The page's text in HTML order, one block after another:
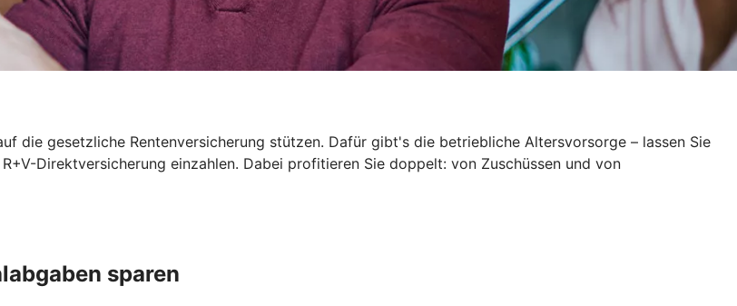
die gesetzliche Rentenversicherung stützen. Dafür gibt's die betriebliche Altersvorsorge – lassen Sie
Direktversicherung einzahlen. Dabei profitieren Sie doppelt: von Zuschüssen und von
sparen